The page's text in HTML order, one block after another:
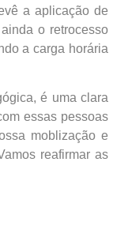
a aplicação de
o retrocesso
a carga horária
é uma clara
essas pessoas
moblização e
reafirmar as